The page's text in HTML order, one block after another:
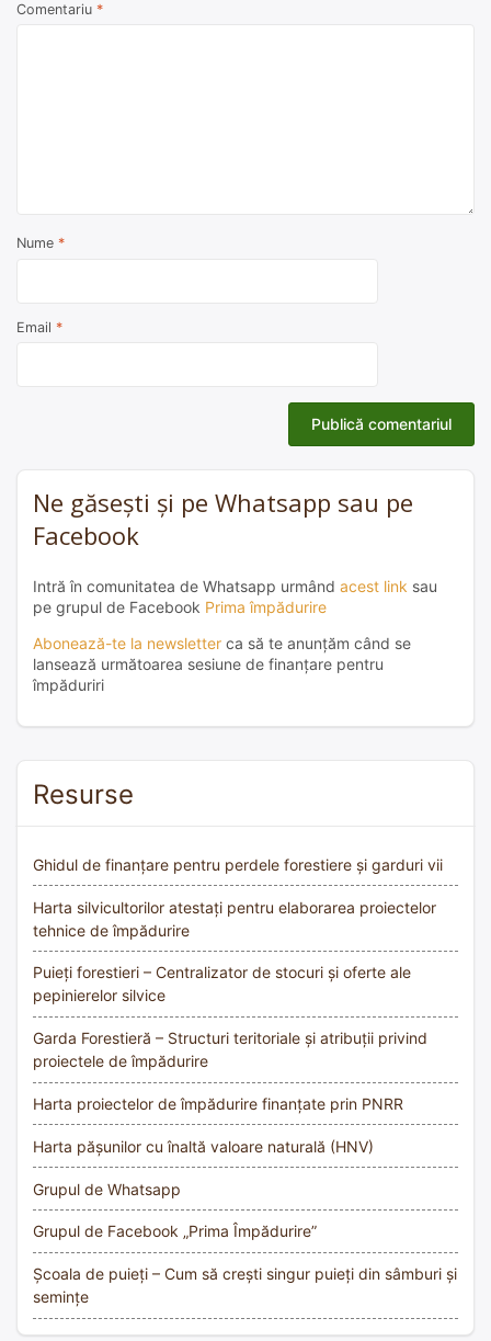
Comentariu *
Nume *
Email *
Ne găsești și pe Whatsapp sau pe
Facebook
Intră în comunitatea de Whatsapp urmând acest link sau
pe grupul de Facebook Prima împădurire
Abonează-te la newsletter ca să te anunțăm când se
lansează următoarea sesiune de finanțare pentru
împăduriri
Resurse
Ghidul de finanțare pentru perdele forestiere și garduri vii
Harta silvicultorilor atestați pentru elaborarea proiectelor
tehnice de împădurire
Puieți forestieri – Centralizator de stocuri și oferte ale
pepinierelor silvice
Garda Forestieră – Structuri teritoriale și atribuții privind
proiectele de împădurire
Harta proiectelor de împădurire finanțate prin PNRR
Harta pășunilor cu înaltă valoare naturală (HNV)
Grupul de Whatsapp
Grupul de Facebook „Prima Împădurire”
Școala de puieți – Cum să crești singur puieți din sâmburi și
semințe